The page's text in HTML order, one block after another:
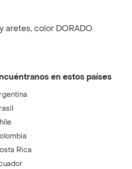
aretes, color DORADO.
en estos países
Rica